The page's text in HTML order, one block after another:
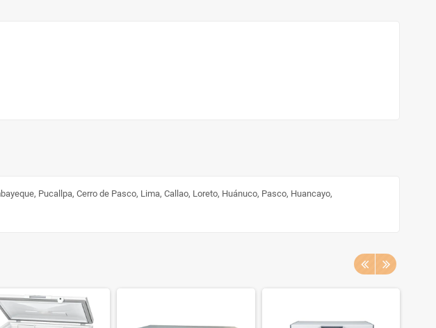
Pucallpa, Cerro de Pasco, Lima, Callao, Loreto, Huánuco, Pasco, Huancayo,